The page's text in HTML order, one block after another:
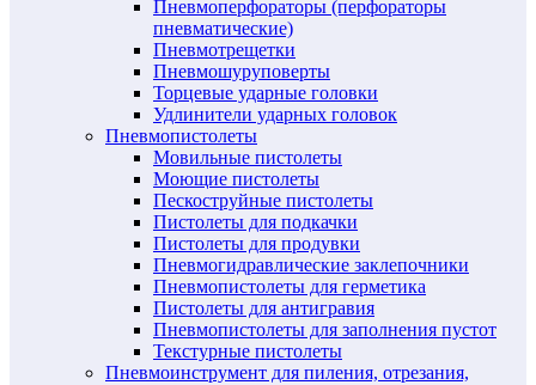
Пневмоперфораторы (перфораторы
пневматические)
Пневмотрещетки
Пневмошуруповерты
Торцевые ударные головки
Удлинители ударных головок
Пневмопистолеты
Мовильные пистолеты
Моющие пистолеты
Пескоструйные пистолеты
Пистолеты для подкачки
Пистолеты для продувки
Пневмогидравлические заклепочники
Пневмопистолеты для герметика
Пистолеты для антигравия
Пневмопистолеты для заполнения пустот
Текстурные пистолеты
Пневмоинструмент для пиления, отрезания,